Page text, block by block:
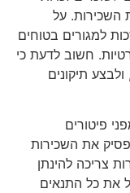
השכירות. על
למגורים בטוחים
חשוב לדעת כי
תיקונים
פיטורים
את השכירות
צריכה להינתן
את כל התנאים